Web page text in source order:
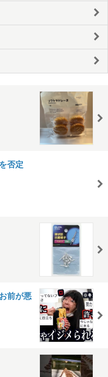
否定
前が悪